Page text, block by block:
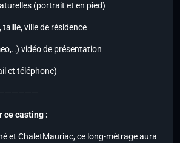
(portrait et en pied)
ville de résidence
vidéo de présentation
et téléphone)
ce casting :
et ChaletMauriac, ce long-métrage aura